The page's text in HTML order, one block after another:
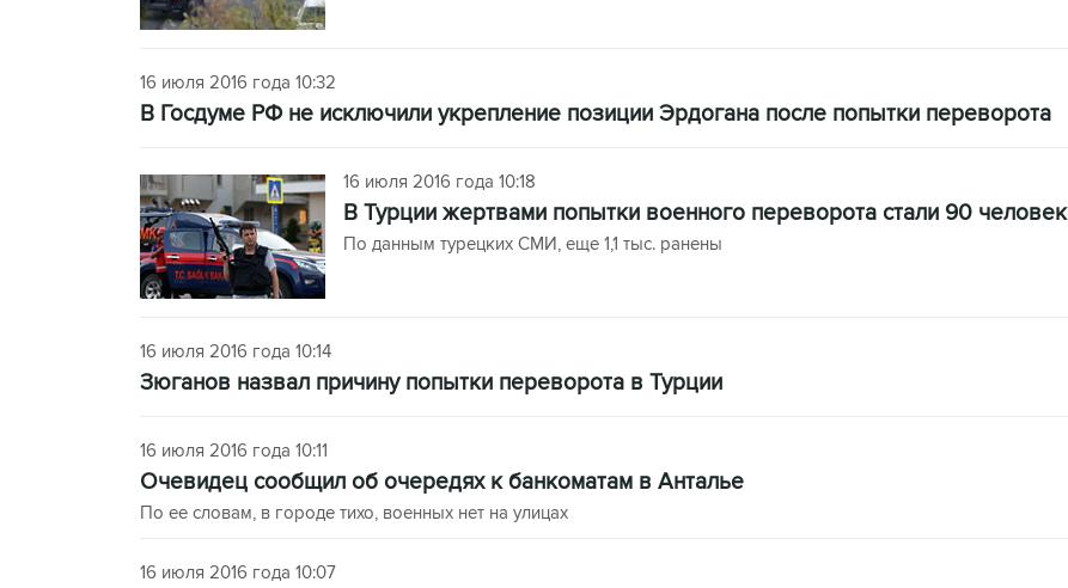
16 июля 2016 года 10:32
В Госдуме РФ не исключили укрепление позиции Эрдогана после попытки переворота
16 июля 2016 года 10:18
В Турции жертвами попытки военного переворота стали 90 человек
По данным турецких СМИ, еще 1,1 тыс. ранены
16 июля 2016 года 10:14
Зюганов назвал причину попытки переворота в Турции
16 июля 2016 года 10:11
Очевидец сообщил об очередях к банкоматам в Анталье
По ее словам, в городе тихо, военных нет на улицах
16 июля 2016 года 10:07